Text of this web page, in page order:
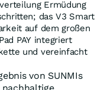
Ermüdung
das V3 Smart
auf dem großen
PAY integriert
und vereinfacht
von SUNMIs